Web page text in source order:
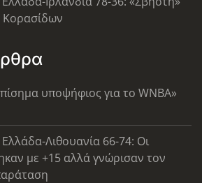
Κορασίδων
υποψήφιος για το WNBA»
Λιθουανία 66-74: Οι
με +15 αλλά γνώρισαν τον